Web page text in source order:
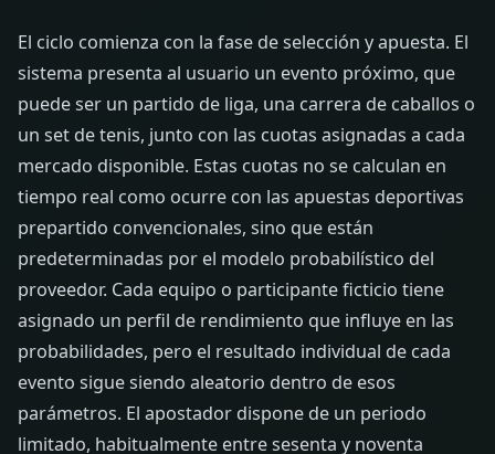
El ciclo comienza con la fase de selección y apuesta. El
sistema presenta al usuario un evento próximo, que
puede ser un partido de liga, una carrera de caballos o
un set de tenis, junto con las cuotas asignadas a cada
mercado disponible. Estas cuotas no se calculan en
tiempo real como ocurre con las apuestas deportivas
prepartido convencionales, sino que están
predeterminadas por el modelo probabilístico del
proveedor. Cada equipo o participante ficticio tiene
asignado un perfil de rendimiento que influye en las
probabilidades, pero el resultado individual de cada
evento sigue siendo aleatorio dentro de esos
parámetros. El apostador dispone de un periodo
limitado, habitualmente entre sesenta y noventa